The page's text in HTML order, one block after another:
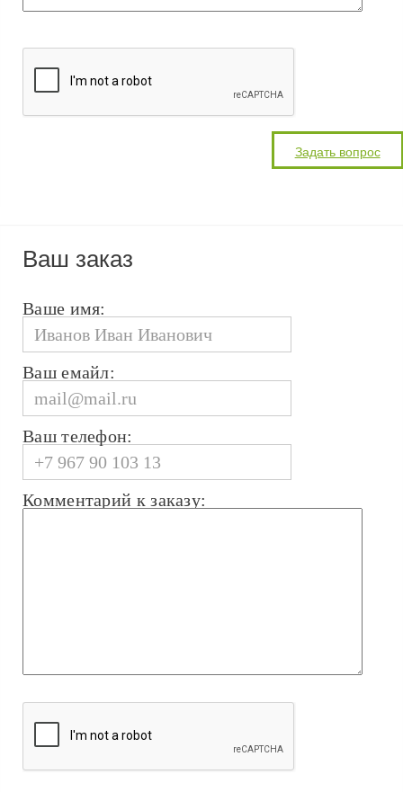
Ваш заказ
Ваше имя:
Ваш емайл:
Ваш телефон:
Комментарий к заказу: